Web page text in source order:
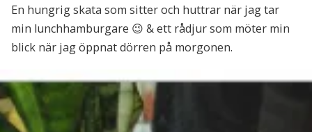
En hungrig skata som sitter och huttrar när jag tar
min lunchhamburgare 😉 & ett rådjur som möter min
blick när jag öppnat dörren på morgonen.